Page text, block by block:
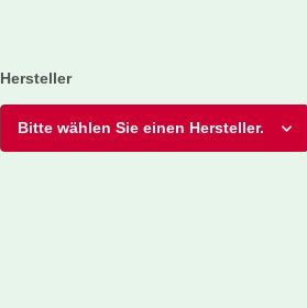
Hersteller
Bitte wählen Sie einen Hersteller.